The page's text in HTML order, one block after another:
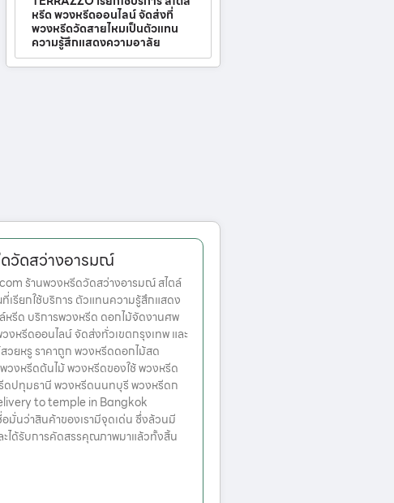
หรีด พวงหรีดออนไลน์ จัดส่งที่
พวงหรีดวัดสายไหมเป็นตัวแทน
ความรู้สึกแสดงความอาลัย
วัดสว่างอารมณ์
ร้านพวงหรีดวัดสว่างอารมณ์ สไตล์
รียกใช้บริการ ตัวแทนความรู้สึกแสดง
หรีด บริการพวงหรีด ดอกไม้จัดงานศพ
งหรีดออนไลน์ จัดส่งทั่วเขตกรุงเทพ และ
ยหรู ราคาถูก พวงหรีดดอกไม้สด
งหรีดต้นไม้ พวงหรีดของใช้ พวงหรีด
ดปทุมธานี พวงหรีดนนทบุรี พวงหรีดก
to temple in Bangkok
อมั่นว่าสินค้าของเรามีจุดเด่น ซึ่งล้วนมี
ะได้รับการคัดสรรคุณภาพมาแล้วทั้งสิ้น